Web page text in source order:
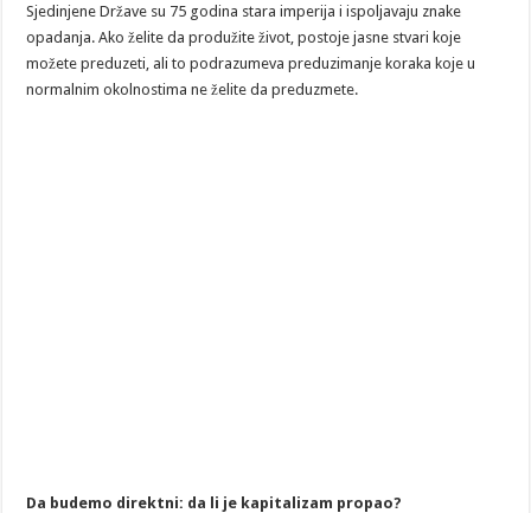
Sjedinjene Države su 75 godina stara imperija i ispoljavaju znake
opadanja. Ako želite da produžite život, postoje jasne stvari koje
možete preduzeti, ali to podrazumeva preduzimanje koraka koje u
normalnim okolnostima ne želite da preduzmete.
Da budemo direktni: da li je kapitalizam propao?